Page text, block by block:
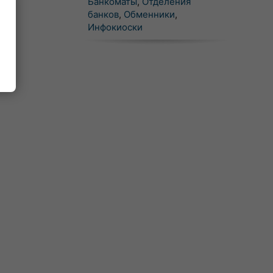
банков, Обменники,
Инфокиоски